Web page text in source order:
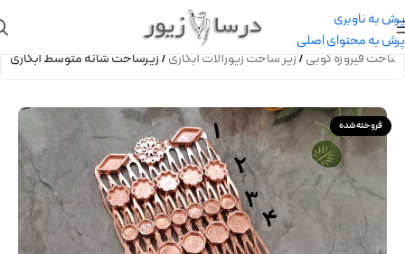
پرش به ناوبری
پرش به محتوای اصلی
فیروزه کوبی/زیر ساخت زیورآلات آبکاری/زیرساخت شانه متوسط آبکاری
فروخته شده